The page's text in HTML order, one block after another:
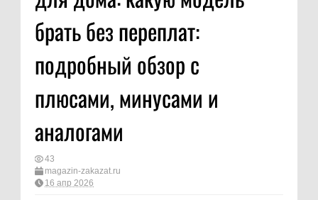
брать без переплат:
подробный обзор с
плюсами, минусами и
аналогами
43
magazin-zakazat.ru
16 апр 2026